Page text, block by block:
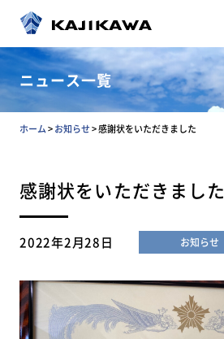
ニュース一覧
ホーム>お知らせ>感謝状をいただきました
感謝状をいただきました
2022年2月28日 お知らせ